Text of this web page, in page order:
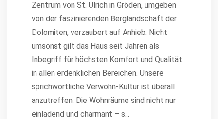
Zentrum von St. Ulrich in Gröden, umgeben
von der faszinierenden Berglandschaft der
Dolomiten, verzaubert auf Anhieb. Nicht
umsonst gilt das Haus seit Jahren als
Inbegriff für höchsten Komfort und Qualität
in allen erdenklichen Bereichen. Unsere
sprichwörtliche Verwöhn-Kultur ist überall
anzutreffen. Die Wohnräume sind nicht nur
einladend und charmant – s...